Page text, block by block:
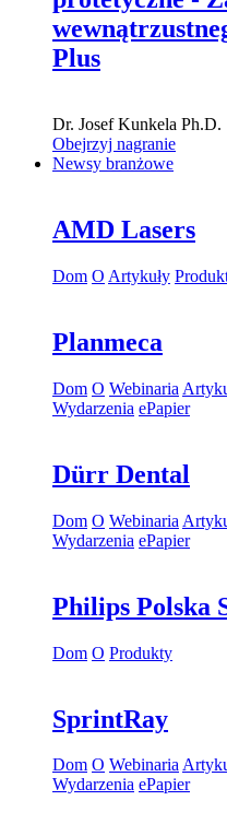
Plus
Dr. Josef Kunkela Ph.D.
Obejrzyj nagranie
Newsy branżowe
AMD Lasers
Dom O Artykuły
Planmeca
Dom O Webinaria
Wydarzenia ePapier
Dürr Dental
Dom O Webinaria
Wydarzenia ePapier
Philips Polska
Dom O Produkty
SprintRay
Dom O Webinaria
Wydarzenia ePapier